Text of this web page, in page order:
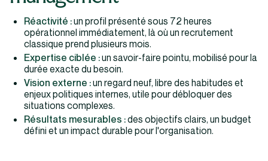
Réactivité :un profil présenté sous 72 heures
opérationnel immédiatement, là où un recrutement
classique prend plusieurs mois.
Expertise ciblée :un savoir-faire pointu, mobilisé pour la
durée exacte du besoin.
Vision externe :un regard neuf, libre des habitudes et
enjeux politiques internes, utile pour débloquer des
situations complexes.
Résultats mesurables :des objectifs clairs, un budget
défini et un impact durable pour l'organisation.